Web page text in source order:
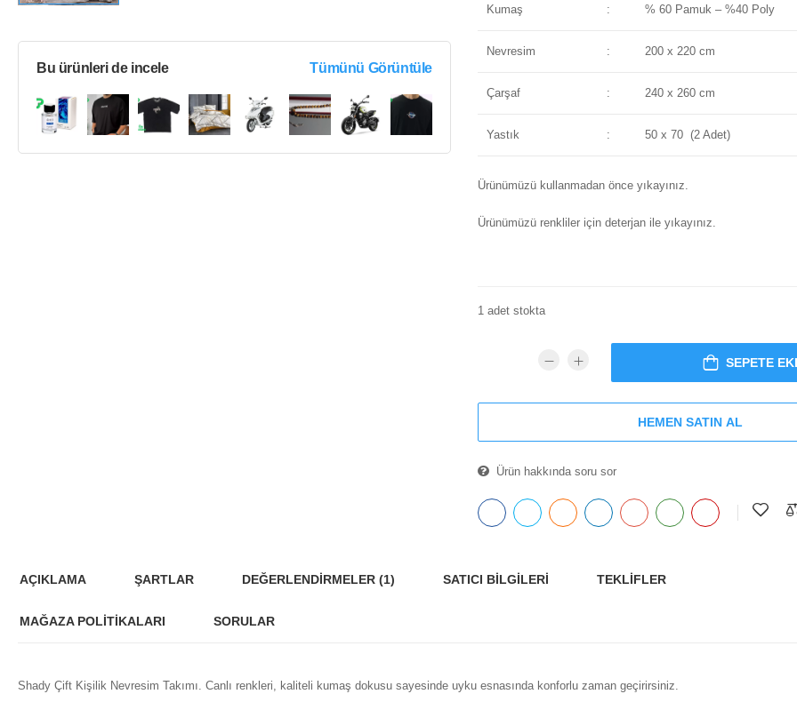
Bu ürünleri de incele Tümünü Görüntüle
Kumaş : % 60 Pamuk – %40 Poly
Nevresim : 200 x 220 cm
Çarşaf : 240 x 260 cm
Yastık : 50 x 70 (2 Adet)
Ürünümüzü kullanmadan önce yıkayınız.
Ürünümüzü renkliler için deterjan ile yıkayınız.
1 adet stokta
SEPETE
HEMEN SATIN AL
Ürün hakkında soru sor
AÇIKLAMA ŞARTLAR DEĞERLENDIRMELER (1) SATICI BILGILERI TEKLIFLER
MAĞAZA POLITIKALARI SORULAR
Shady Çift Kişilik Nevresim Takımı. Canlı renkleri, kaliteli kumaş dokusu sayesinde uyku esnasında konforlu zaman geçirirsiniz.